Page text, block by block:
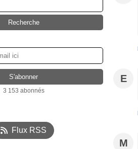
3 153 abonnés
Flux RSS
E
M